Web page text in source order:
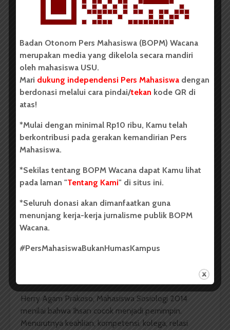
diri sebagai Ketua Imasi 2017 yaitu Cekwan Kristopel
Purba dan Muhammad Ikhwanul. Namun sayangnya
suara dari Ihsan, Jumat (19/5).
Adapun visi yang dimiliki Ihsan saat mencalonkan diri
sebagai ketua ialah membuat mahasiswa sosiologi
berkarakteristik mandiri, kritis, ilmiah, dan mampu
bersaing dengan jurusan yang ada di FISIP USU.
Sementara misi yang pertama, menjalankan fungsi-
fungsi yang ada di Imasi agar tugas pokok dan fungsi
(tufoksi) jelas. Menurutnya kepengurusan Imasi di
Maka di kepengurusannya nanti akan memfokuskan
kerja disetiap divisinya. “Itu sebenernya koreksi utama
Ikhwanul Ihsan, selaku Ketua terpilih Imasi 2017.
Ihsan juga mengatakan visi misinya akan bisa tercapai
Imasi, departemen, dosen, serta seluruh mahasiswa
Herry Agam Prakoso, Mahasiswa Sosiologi 2014
menilai bahwa Ihsan cocok menjadi pemimpin.
Menurutnya keahlian, kompetensi, kolega, relasi
Badan Otonom Pers Mahasiswa (BOPM) Wacana
merupakan media yang dikelola secara mandiri
oleh mahasiswa USU.
Mari dukung independensi Pers Mahasiswa dengan
berdonasi melalui cara pindai/tekan kode QR di
atas!
*Mulai dengan minimal Rp10 ribu, Kamu telah
berkontribusi pada gerakan kemandirian Pers
Mahasiswa.
*Sekilas tentang BOPM Wacana dapat Kamu lihat
pada laman "Tentang Kami" di situs ini.
*Seluruh donasi akan dimanfaatkan guna
menunjang kerja-kerja jurnalisme publik BOPM
Wacana.
#PersMahasiswaBukanHumasKampus